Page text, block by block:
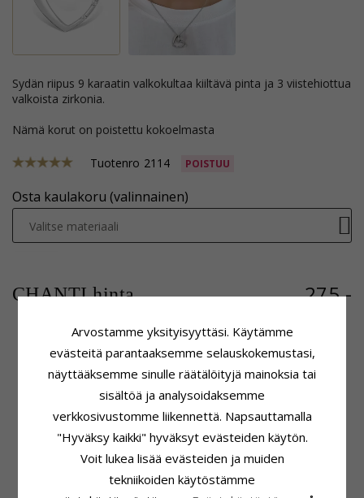
sydän riipus 9 karaatin valkokultaa kiiltävä pinta ja 3 viistehiottua
valkoista zirkonia.
Nämä korut on poistettu kokoelmasta
Tuotenro 2114 POISTUU
Osta kaulakoru (valinnainen)
Valitse materiaali
CHANTI hinta 275,-
Tuoteseloste
Sydän
Jalometalli:9 Karaatin Valkokultaa
Kiiltävä
Kivi
Lukumäärä:
Hionta:Viistehiottu
Väri:Valkoinen
Kivi: Zirkoni
Korkeus Ilman Riipuspidikettä:
Toimitusaika
Toimitusaika:4-5 Arkipäivä
Arvostamme yksityisyyttäsi. Käytämme
evästeitä parantaaksemme selauskokemustasi,
näyttääksemme sinulle räätälöityjä mainoksia tai
sisältöä ja analysoidaksemme
verkkosivustomme liikennettä. Napsauttamalla
"Hyväksy kaikki" hyväksyt evästeiden käytön.
Voit lukea lisää evästeiden ja muiden
tekniikoiden käytöstämme